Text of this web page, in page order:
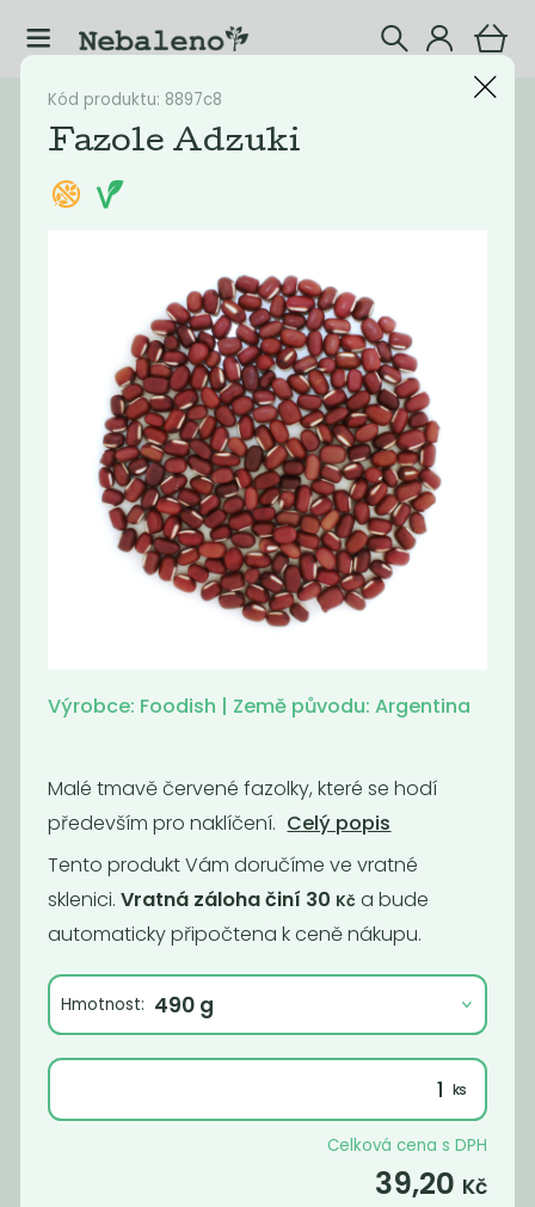
Katalog Potraviny
Filtrovat produkty
Sójové nudličky
Hrách zelený
půlený BIO
Sójové kostky
199Kč/ Kg 139Kč/ Kg
Kód produktu: 8897c8
Fazole Adzuki
Výrobce: Foodish | Země původu: Argentina
Malé tmavě červené fazolky, které se hodí
především pro naklíčení. Celý popis
Tento produkt Vám doručíme ve vratné
sklenici. Vratná záloha činí 30 Kč a bude
automaticky připočtena k ceně nákupu.
Hmotnost:
Celková cena s DPH
39,20 Kč